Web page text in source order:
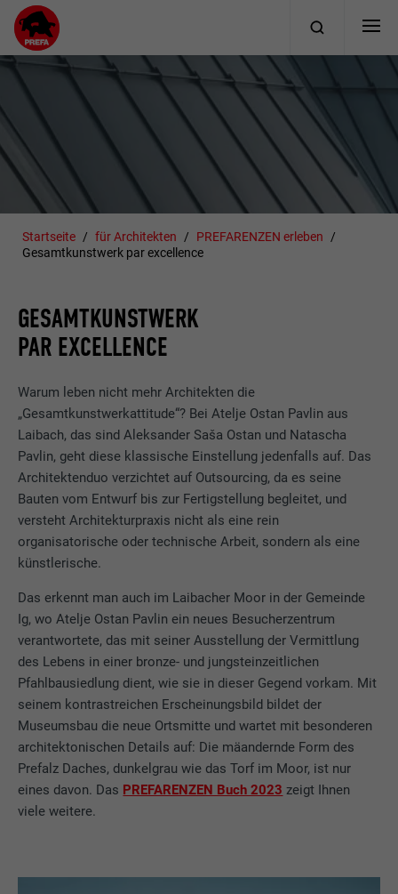
Startseite für Architekten
PREFARENZEN erleben
Gesamtkunstwerk par excellence
GESAMTKUNSTWERK
PAR EXCELLENCE
Warum leben nicht mehr Architekten die
„Gesamtkunstwerkattitude“? Bei Atelje Ostan Pavlin aus
Laibach, das sind Aleksander Saša Ostan und Natascha
Pavlin, geht diese klassische Einstellung jedenfalls auf. Das
Architektenduo verzichtet auf Outsourcing, da es seine
Bauten vom Entwurf bis zur Fertigstellung begleitet, und
versteht Architekturpraxis nicht als eine rein
organisatorische oder technische Arbeit, sondern als eine
künstlerische.
Das erkennt man auch im Laibacher Moor in der Gemeinde
Ig, wo Atelje Ostan Pavlin ein neues Besucherzentrum
verantwortete, das mit seiner Ausstellung der Vermittlung
des Lebens in einer bronze- und jungsteinzeitlichen
Pfahlbausiedlung dient, wie sie in dieser Gegend vorkam. Mit
seinem kontrastreichen Erscheinungsbild bildet der
Museumsbau die neue Ortsmitte und wartet mit besonderen
architektonischen Details auf: Die mäandernde Form des
Prefalz Daches, dunkelgrau wie das Torf im Moor, ist nur
eines davon. Das PREFARENZEN Buch 2023 zeigt Ihnen
viele weitere.